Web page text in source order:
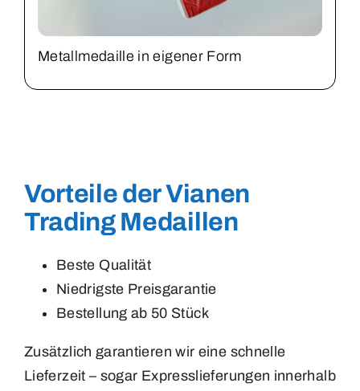
Metallmedaille in eigener Form
Vorteile der Vianen
Trading Medaillen
Beste Qualität
Niedrigste Preisgarantie
Bestellung ab 50 Stück
Zusätzlich garantieren wir eine schnelle
Lieferzeit – sogar Expresslieferungen innerhalb